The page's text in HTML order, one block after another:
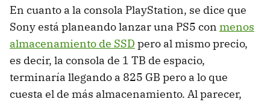
En cuanto a la consola PlayStation, se dice que
Sony está planeando lanzar una PS5 con menos
almacenamiento de SSD pero al mismo precio,
es decir, la consola de 1 TB de espacio,
terminaría llegando a 825 GB pero a lo que
cuesta el de más almacenamiento. Al parecer,